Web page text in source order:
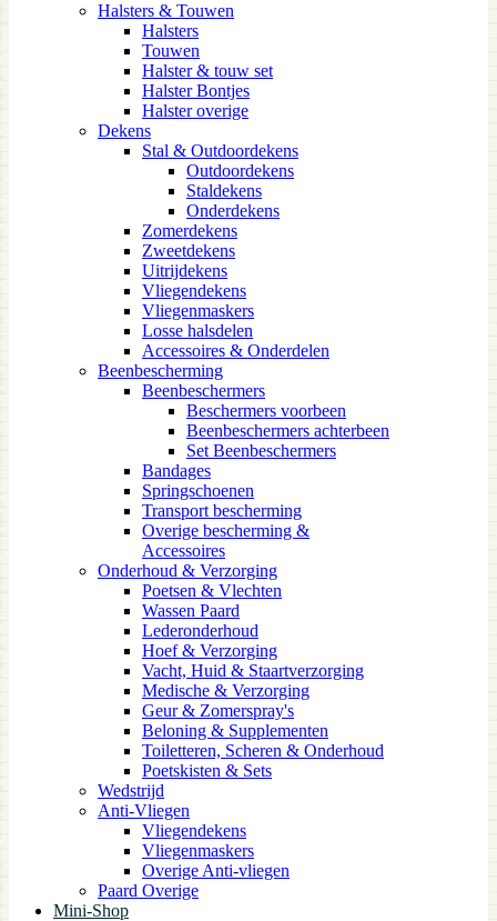
Halsters & Touwen
Halsters
Touwen
Halster & touw set
Halster Bontjes
Halster overige
Dekens
Stal & Outdoordekens
Outdoordekens
Staldekens
Onderdekens
Zomerdekens
Zweetdekens
Uitrijdekens
Vliegendekens
Vliegenmaskers
Losse halsdelen
Accessoires & Onderdelen
Beenbescherming
Beenbeschermers
Beschermers voorbeen
Beenbeschermers achterbeen
Set Beenbeschermers
Bandages
Springschoenen
Transport bescherming
Overige bescherming &
Accessoires
Onderhoud & Verzorging
Poetsen & Vlechten
Wassen Paard
Lederonderhoud
Hoef & Verzorging
Vacht, Huid & Staartverzorging
Medische & Verzorging
Geur & Zomerspray's
Beloning & Supplementen
Toiletteren, Scheren & Onderhoud
Poetskisten & Sets
Wedstrijd
Anti-Vliegen
Vliegendekens
Vliegenmaskers
Overige Anti-vliegen
Paard Overige
Mini-Shop